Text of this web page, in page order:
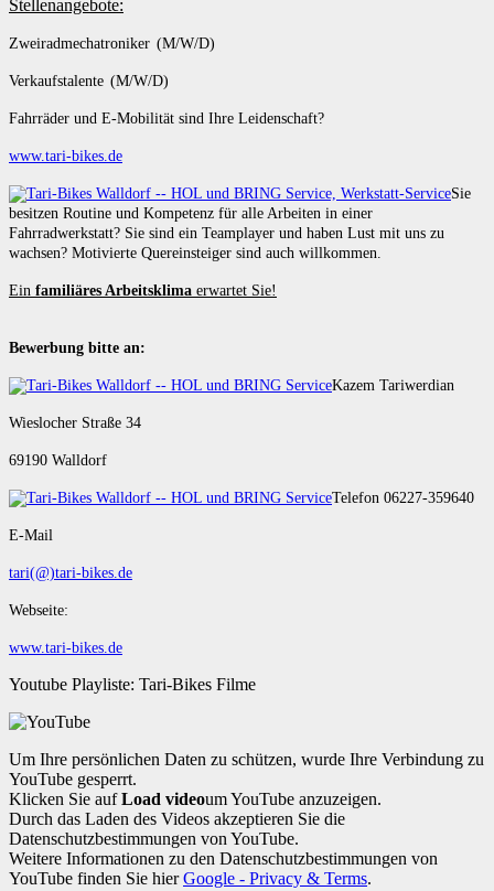
Stellenangebote:
Zweiradmechatroniker (M/W/D)
Verkaufstalente (M/W/D)
Fahrräder und E-Mobilität sind Ihre Leidenschaft?
www.tari-bikes.de
Sie
besitzen Routine und Kompetenz für alle Arbeiten in einer
Fahrradwerkstatt? Sie sind ein Teamplayer und haben Lust mit uns zu
wachsen? Motivierte Quereinsteiger sind auch willkommen.
Ein familiäres Arbeitsklima erwartet Sie!
Bewerbung bitte an:
Kazem Tariwerdian
Wieslocher Straße 34
69190 Walldorf
Telefon 06227-359640
E-Mail
tari(@)tari-bikes.de
Webseite:
www.tari-bikes.de
Youtube Playliste: Tari-Bikes Filme
Um Ihre persönlichen Daten zu schützen, wurde Ihre Verbindung zu
YouTube gesperrt.
Klicken Sie aufLoad videoum YouTube anzuzeigen.
Durch das Laden des Videos akzeptieren Sie die
Datenschutzbestimmungen von YouTube.
Weitere Informationen zu den Datenschutzbestimmungen von
YouTube finden Sie hierGoogle - Privacy & Terms.